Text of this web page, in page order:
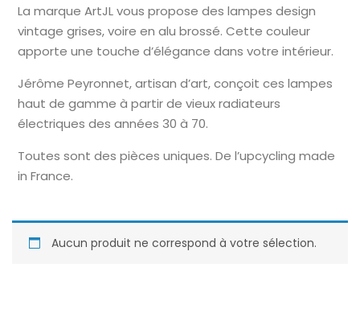
La marque ArtJL vous propose des lampes design
vintage grises, voire en alu brossé. Cette couleur
apporte une touche d’élégance dans votre intérieur.
Jérôme Peyronnet, artisan d’art, conçoit ces lampes
haut de gamme à partir de vieux radiateurs
électriques des années 30 à 70.
Toutes sont des pièces uniques. De l’upcycling made
in France.
Aucun produit ne correspond à votre sélection.